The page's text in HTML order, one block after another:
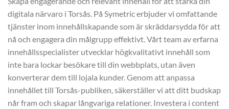
digitala närvaro i Torsås. På Symetric erbjuder vi omfattande
tjänster inom innehållskapande som är skräddarsydda för att
nå och engagera din målgrupp effektivt. Vårt team av erfarna
innehållsspecialister utvecklar högkvalitativt innehåll som
inte bara lockar besökare till din webbplats, utan även
konverterar dem till lojala kunder. Genom att anpassa
innehållet till Torsås-publiken, säkerställer vi att ditt budskap
når fram och skapar långvariga relationer. Investera i content